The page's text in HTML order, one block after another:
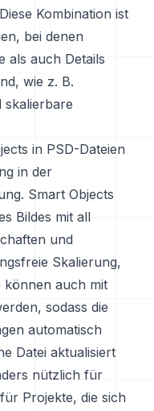
Kombination ist
bei denen
als auch Details
wie z. B.
skalierbare
in PSD-Dateien
in der
Smart Objects
Bildes mit all
und
Skalierung,
können auch mit
sodass die
automatisch
Datei aktualisiert
nützlich für
Projekte, die sich